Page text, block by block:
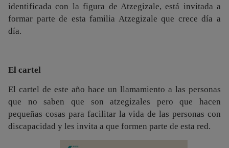
identificada con la figura de Atzegizale, está invitada a
formar parte de esta familia Atzegizale que crece día a
día.
El cartel
El cartel de este año hace un llamamiento a las personas
que no saben que son atzegizales pero que hacen
pequeñas cosas para facilitar la vida de las personas con
discapacidad y les invita a que formen parte de esta red.